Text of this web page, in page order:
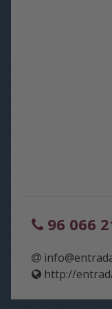
96 066
http://